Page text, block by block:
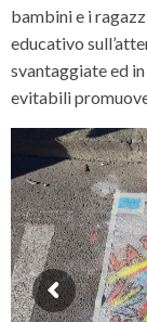
bambini e i
educativo
svantaggiate ed
evitabili